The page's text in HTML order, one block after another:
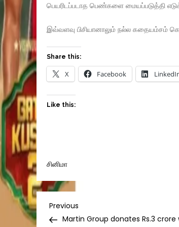
பெயரிடப்படாத பெண்களை மையப்படுத்தி
இவ்வளவு பிசியானாலும் நல்ல கதையம்சம்
Share this:
X Facebook
Like this:
சினிமா
Post
Previous
Post
Previous
Martin Group donates Rs.3